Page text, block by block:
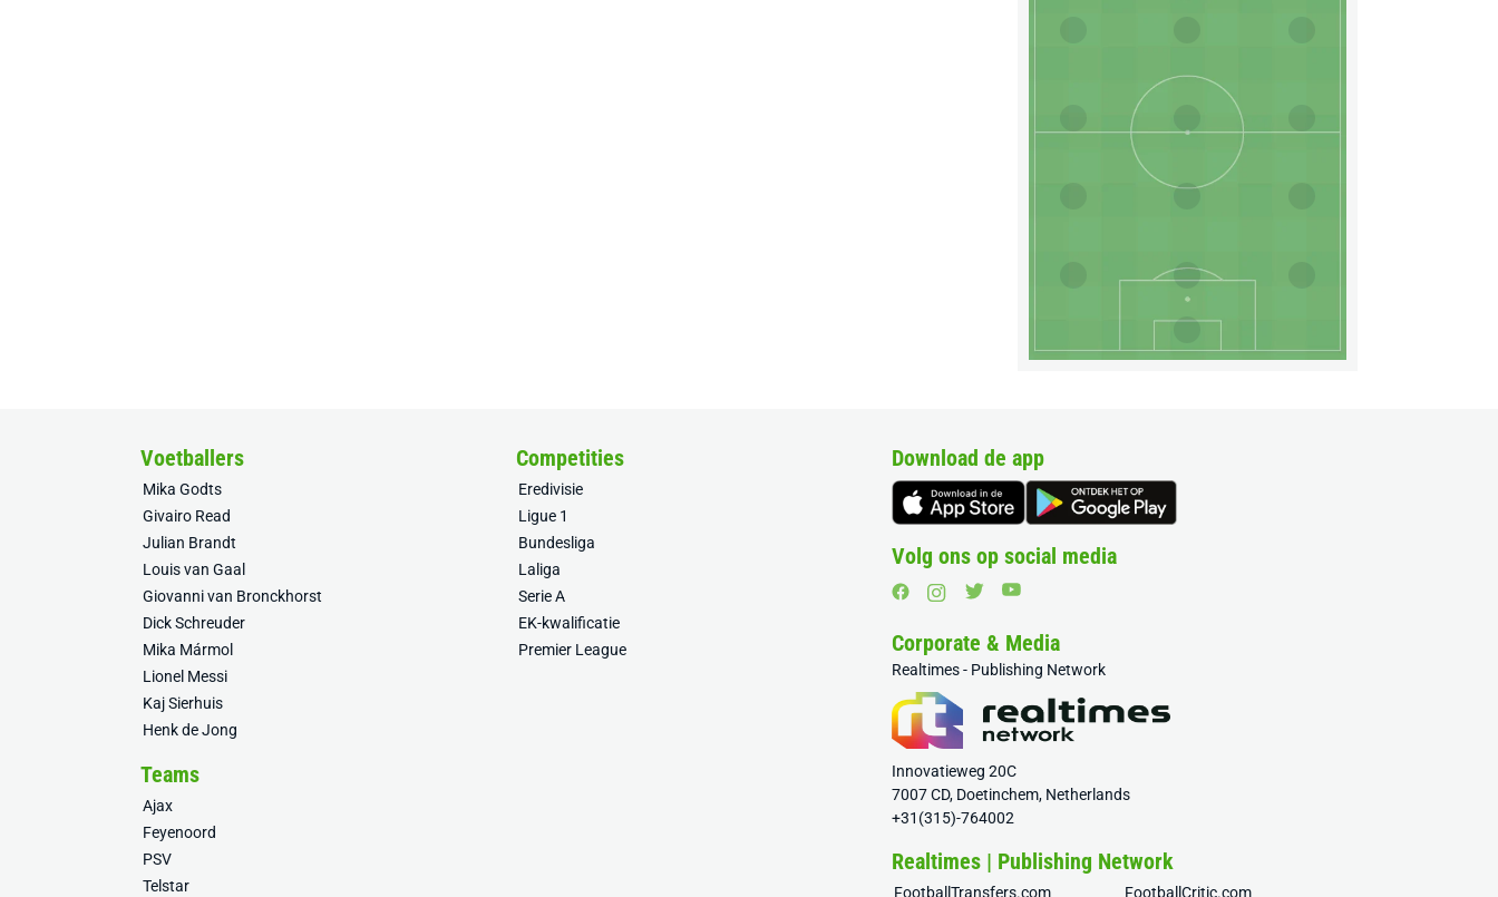
Voetballers
Mika Godts
Givairo Read
Julian Brandt
Louis van Gaal
Giovanni van Bronckhorst
Dick Schreuder
Mika Mármol
Lionel Messi
Kaj Sierhuis
Henk de Jong
Competities
Eredivisie
Ligue 1
Bundesliga
Laliga
Serie A
EK-kwalificatie
Premier League
Teams
Ajax
Feyenoord
PSV
Telstar
Download de app
Volg ons op social media
Corporate & Media
Realtimes - Publishing Network
Innovatieweg 20C
7007 CD, Doetinchem, Netherlands
+31(315)-764002
Realtimes | Publishing Network
FootballTransfers.com FootballCritic.com